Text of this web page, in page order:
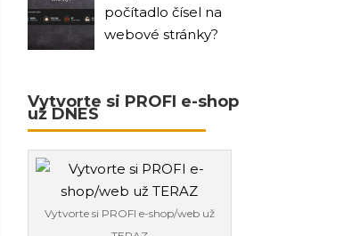
počítadlo čísel na
webové stránky?
Vytvorte si PROFI e-shop
už DNES
Vytvorte si PROFI e-shop/web už